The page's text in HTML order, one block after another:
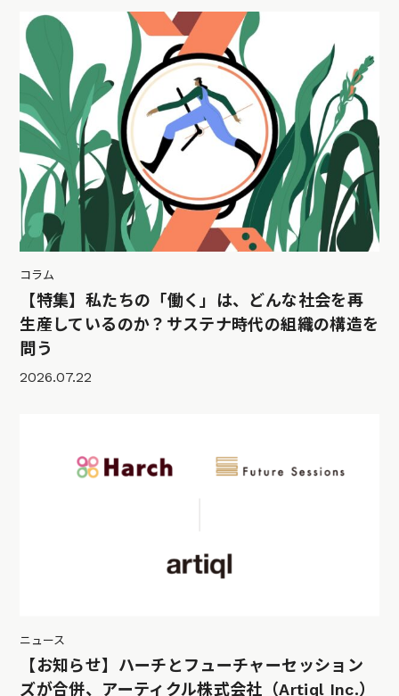
コラム
【特集】私たちの「働く」は、どんな社会を再
生産しているのか？サステナ時代の組織の構造を
問う
2026.07.22
ニュース
【お知らせ】ハーチとフューチャーセッション
ズが合併、アーティクル株式会社（Artiql Inc.）